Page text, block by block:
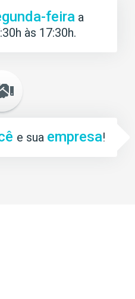
feira a
às 17:30h.
e sua empresa!